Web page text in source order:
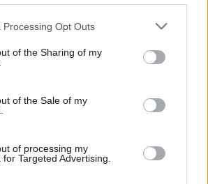
Processing Opt Outs
of the Sharing of my
of the Sale of my
of processing my
Targeted Advertising.
tv non c’è un poliziotto che
normale, una situazione
dalla ricostruzione-finzione
quante eccellenze ci
lo immaginate; quanta